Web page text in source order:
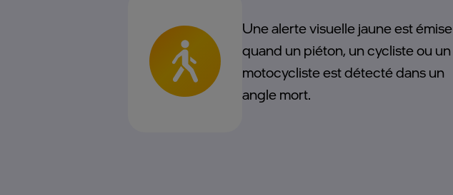
Une alerte visuelle jaune est émise
quand un piéton, un cycliste ou un
motocycliste est détecté dans un
angle mort.